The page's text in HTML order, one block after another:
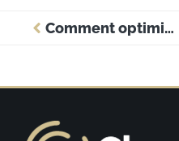
Comment optimiser votre site web pour une meilleure performance de votre entreprise ?